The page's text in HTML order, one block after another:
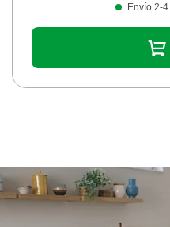
Envío 2-